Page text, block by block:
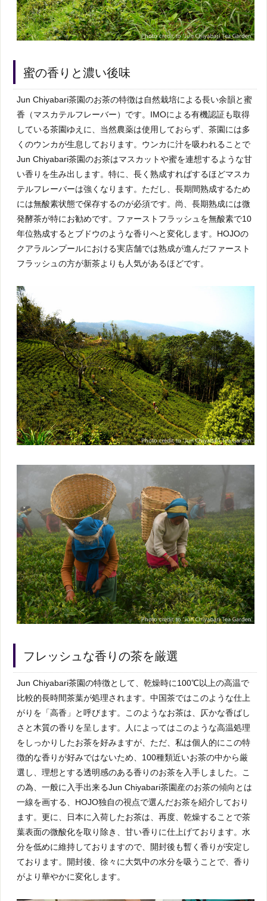
蜜の香りと濃い後味
Jun Chiyabari茶園のお茶の特徴は自然栽培による長い余韻と蜜
香（マスカテルフレーバー）です。IMOによる有機認証も取得
している茶園ゆえに、当然農薬は使用しておらず、茶園には多
くのウンカが生息しております。ウンカに汁を吸われることで
Jun Chiyabari茶園のお茶はマスカットや蜜を連想するような甘
い香りを生み出します。特に、長く熟成すればするほどマスカ
テルフレーバーは強くなります。ただし、長期間熟成するため
には無酸素状態で保存するのが必須です。尚、長期熟成には微
発酵茶が特にお勧めです。ファーストフラッシュを無酸素で10
年位熟成するとブドウのような香りへと変化します。HOJOの
クアラルンプールにおける実店舗では熟成が進んだファースト
フラッシュの方が新茶よりも人気があるほどです。
フレッシュな香りの茶を厳選
Jun Chiyabari茶園の特徴として、乾燥時に100℃以上の高温で
比較的長時間茶葉が処理されます。中国茶ではこのような仕上
がりを「高香」と呼びます。このようなお茶は、仄かな香ばし
さと木質の香りを呈します。人によってはこのような高温処理
をしっかりしたお茶を好みますが、ただ、私は個人的にこの特
徴的な香りが好みではないため、100種類近いお茶の中から厳
選し、理想とする透明感のある香りのお茶を入手しました。こ
の為、一般に入手出来るJun Chiyabari茶園産のお茶の傾向とは
一線を画する、HOJO独自の視点で選んだお茶を紹介しており
ます。更に、日本に入荷したお茶は、再度、乾燥することで茶
葉表面の微酸化を取り除き、甘い香りに仕上げております。水
分を低めに維持しておりますので、開封後も暫く香りが安定し
ております。開封後、徐々に大気中の水分を吸うことで、香り
がより華やかに変化します。